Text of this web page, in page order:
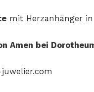
mit Herzanhänger in
Amen bei